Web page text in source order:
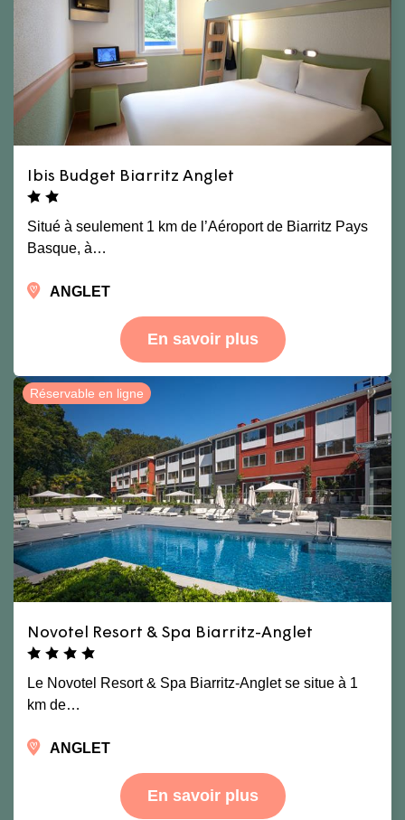
Ibis Budget Biarritz Anglet
Situé à seulement 1 km de l’Aéroport de Biarritz Pays
Basque, à…
ANGLET
En savoir plus
Réservable en ligne
Novotel Resort & Spa Biarritz-Anglet
Le Novotel Resort & Spa Biarritz-Anglet se situe à 1
km de…
ANGLET
En savoir plus